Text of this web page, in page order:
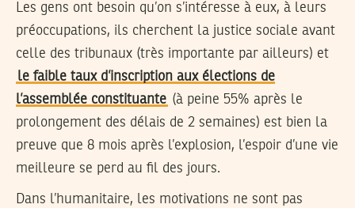
Les gens ont besoin qu’on s’intéresse à eux, à leurs
préoccupations, ils cherchent la justice sociale avant
celle des tribunaux (très importante par ailleurs) et
le faible taux d’inscription aux élections de
l’assemblée constituante (à peine 55% après le
prolongement des délais de 2 semaines) est bien la
preuve que 8 mois après l’explosion, l’espoir d’une vie
meilleure se perd au fil des jours.
Dans l’humanitaire, les motivations ne sont pas